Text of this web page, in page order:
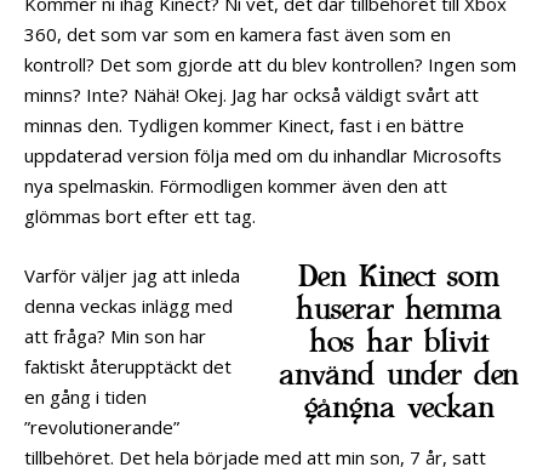
360, det som var som en kamera fast även som en
kontroll? Det som gjorde att du blev kontrollen? Ingen som
minns? Inte? Nähä! Okej. Jag har också väldigt svårt att
minnas den. Tydligen kommer Kinect, fast i en bättre
uppdaterad version följa med om du inhandlar Microsofts
nya spelmaskin. Förmodligen kommer även den att
glömmas bort efter ett tag.
Den Kinect som
huserar hemma
hos har blivit
använd under den
gångna veckan
Varför väljer jag att inleda
denna veckas inlägg med
att fråga? Min son har
faktiskt återupptäckt det
en gång i tiden
”revolutionerande”
tillbehöret. Det hela började med att min son, 7 år, satt